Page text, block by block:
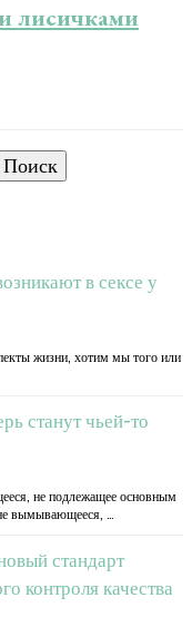
лисичками
в сексе у
жизни, хотим мы того или
станут чьей-то
не подлежащее основным
вымывающееся, …
стандарт
контроля качества